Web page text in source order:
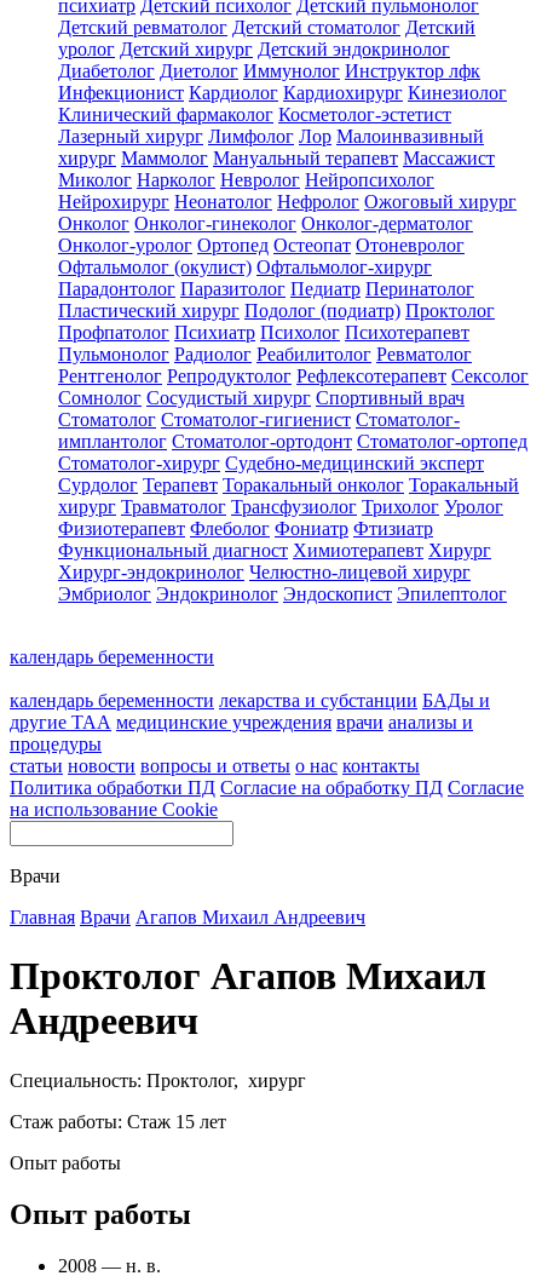
психиатр Детский психолог Детский пульмонолог
Детский ревматолог Детский стоматолог Детский
уролог Детский хирург Детский эндокринолог
Диабетолог Диетолог Иммунолог Инструктор лфк
Инфекционист Кардиолог Кардиохирург Кинезиолог
Клинический фармаколог Косметолог-эстетист
Лазерный хирург Лимфолог Лор Малоинвазивный
хирург Маммолог Мануальный терапевт Массажист
Миколог Нарколог Невролог Нейропсихолог
Нейрохирург Неонатолог Нефролог Ожоговый хирург
Онколог Онколог-гинеколог Онколог-дерматолог
Онколог-уролог Ортопед Остеопат Отоневролог
Офтальмолог (окулист) Офтальмолог-хирург
Парадонтолог Паразитолог Педиатр Перинатолог
Пластический хирург Подолог (подиатр) Проктолог
Профпатолог Психиатр Психолог Психотерапевт
Пульмонолог Радиолог Реабилитолог Ревматолог
Рентгенолог Репродуктолог Рефлексотерапевт Сексолог
Сомнолог Сосудистый хирург Спортивный врач
Стоматолог Стоматолог-гигиенист Стоматолог-
имплантолог Стоматолог-ортодонт Стоматолог-ортопед
Стоматолог-хирург Судебно-медицинский эксперт
Сурдолог Терапевт Торакальный онколог Торакальный
хирург Травматолог Трансфузиолог Трихолог Уролог
Физиотерапевт Флеболог Фониатр Фтизиатр
Функциональный диагност Химиотерапевт Хирург
Хирург-эндокринолог Челюстно-лицевой хирург
Эмбриолог Эндокринолог Эндоскопист Эпилептолог
календарь беременности
календарь беременности лекарства и субстанции БАДы и
другие ТАА медицинские учреждения врачи анализы и
процедуры
статьи новости вопросы и ответы о нас контакты
Политика обработки ПД Согласие на обработку ПД Согласие
на использование Cookie
Врачи
Главная Врачи Агапов Михаил Андреевич
Проктолог Агапов Михаил
Андреевич
Специальность: Проктолог, хирург
Стаж работы: Стаж 15 лет
Опыт работы
Опыт работы
2008 — н. в.